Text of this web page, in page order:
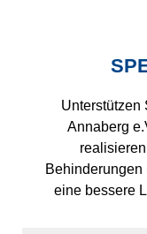
Unterstützen
Annaberg
Behinderungen
eine bessere